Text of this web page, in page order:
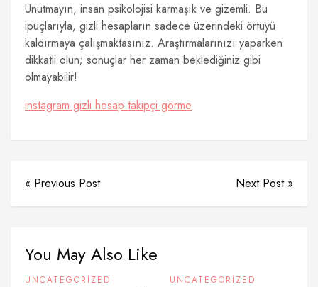
Unutmayın, insan psikolojisi karmaşık ve gizemli. Bu
ipuçlarıyla, gizli hesapların sadece üzerindeki örtüyü
kaldırmaya çalışmaktasınız. Araştırmalarınızı yaparken
dikkatli olun; sonuçlar her zaman beklediğiniz gibi
olmayabilir!
instagram gizli hesap takipçi görme​
« Previous Post Next Post »
You May Also Like
UNCATEGORIZED UNCATEGORIZED